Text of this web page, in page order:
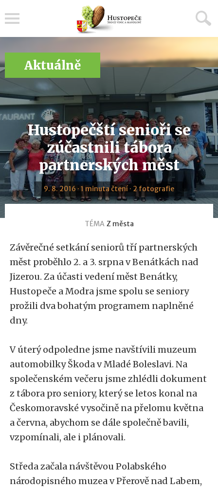
Aktuálně
Hustopečští senioři se
zúčastnili tábora
partnerských měst
9. 8. 2016 · 1 minuta čtení · 2 fotografie
TÉMA Z města
Závěrečné setkání seniorů tří partnerských
měst proběhlo 2. a 3. srpna v Benátkách nad
Jizerou. Za účasti vedení měst Benátky,
Hustopeče a Modra jsme spolu se seniory
prožili dva bohatým programem naplněné
dny.
V úterý odpoledne jsme navštívili muzeum
automobilky Škoda v Mladé Boleslavi. Na
společenském večeru jsme zhlédli dokument
z tábora pro seniory, který se letos konal na
Českomoravské vysočině na přelomu května
a června, abychom se dále společně bavili,
vzpomínali, ale i plánovali.
Středa začala návštěvou Polabského
národopisného muzea v Přerově nad Labem,